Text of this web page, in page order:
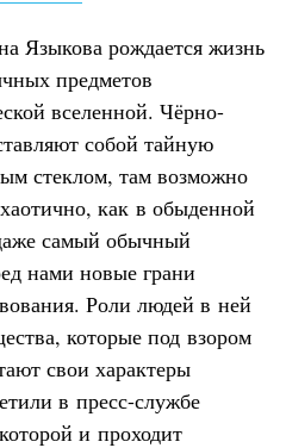
Языкова рождается жизнь
предметов
вселенной. Чёрно-
собой тайную
стеклом, там возможно
как в обыденной
самый обычный
нами новые грани
Роли людей в ней
которые под взором
свои характеры
в пресс-службе
и проходит